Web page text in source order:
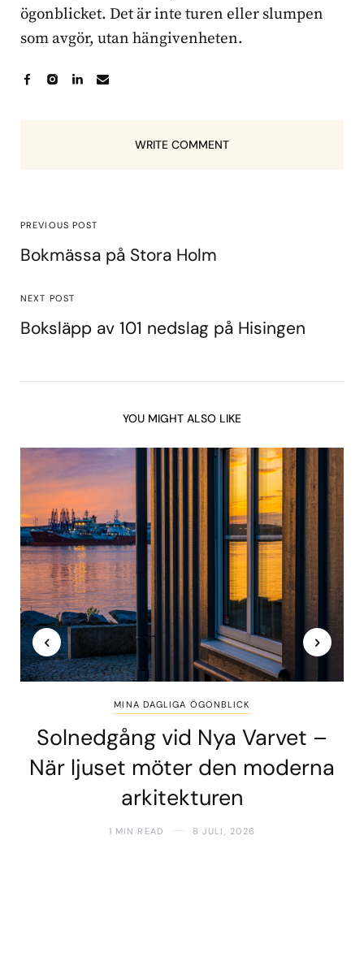
ögonblicket. Det är inte turen eller slumpen
som avgör, utan hängivenheten.
WRITE COMMENT
PREVIOUS POST
Bokmässa på Stora Holm
NEXT POST
Boksläpp av 101 nedslag på Hisingen
YOU MIGHT ALSO LIKE
MINA DAGLIGA ÖGONBLICK
Solnedgång vid Nya Varvet –
När ljuset möter den moderna
arkitekturen
1 MIN READ 8 JULI, 2026